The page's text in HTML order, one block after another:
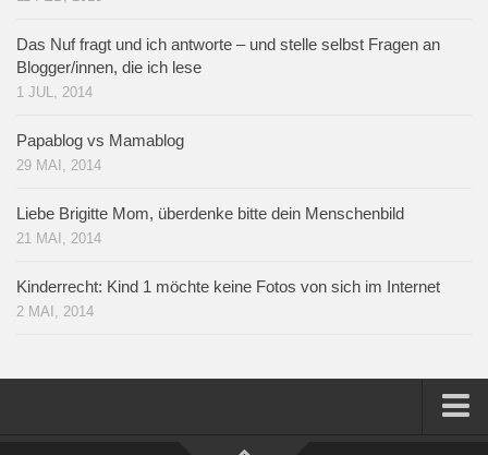
Das Nuf fragt und ich antworte – und stelle selbst Fragen an
Blogger/innen, die ich lese
1 JUL, 2014
Papablog vs Mamablog
29 MAI, 2014
Liebe Brigitte Mom, überdenke bitte dein Menschenbild
21 MAI, 2014
Kinderrecht: Kind 1 möchte keine Fotos von sich im Internet
2 MAI, 2014